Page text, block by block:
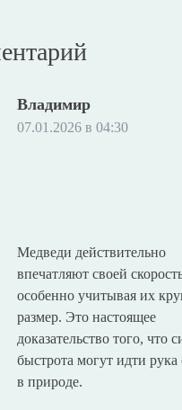
Владимир
07.01.2026 в 04:30
Медведи действительно
впечатляют своей
особенно учитывая их
размер. Это настоящее
доказательство того, что
быстрота могут идти рука
в природе.